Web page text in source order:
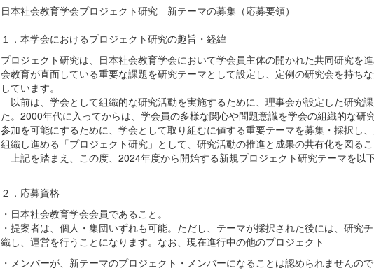
日本社会教育学会プロジェクト研究 新テーマの募集（応募要領）
１．本学会におけるプロジェクト研究の趣旨・経緯
プロジェクト研究は、日本社会教育学会において学会員主体の開かれた共同研究を
会教育が直面している重要な課題を研究テーマとして設定し、定例の研究会を持ち
しています。
以前は、学会として組織的な研究活動を実施するために、理事会が設定した研究
た。2000年代に入ってからは、学会員の多様な関心や問題意識を学会の組織的な研
参加を可能にするために、学会として取り組むに値する重要テーマを募集・採択し
組織し進める「プロジェクト研究」として、研究活動の推進と成果の共有化を図る
上記を踏まえ、この度、2024年度から開始する新規プロジェクト研究テーマを以
２．応募資格
・日本社会教育学会会員であること。
・提案者は、個人・集団いずれも可能。ただし、テーマが採択された後には、研究
織し、運営を行うことになります。なお、現在進行中の他のプロジェクト
・メンバーが、新テーマのプロジェクト・メンバーになることは認められませんので